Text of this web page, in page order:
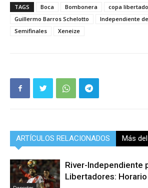
TAGS Boca Bombonera
copa
Guillermo Barros Schelotto
Independiente
Semifinales
Xeneize
ARTÍCULOS RELACIONADOS Más
River-Independiente
Libertadores: